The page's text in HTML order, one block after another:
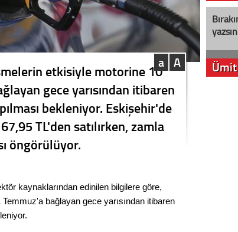
A
a
etkisiyle motorine 10
gece yarısından itibaren
bekleniyor. Eskişehir'de
TL'den satılırken, zamla
öngörülüyor.
kaynaklarından edinilen bilgilere göre,
bağlayan gece yarısından itibaren
yazsın